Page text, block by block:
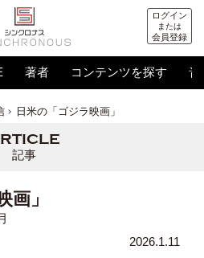
ログイン
または
会員登録
著者 コンテンツを探す 音
日米の「ゴジラ映画」
記事
画」
2026.1.11